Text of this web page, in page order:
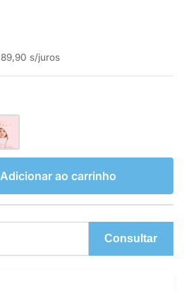
89,90 s/juros
Adicionar ao carrinho
Consultar